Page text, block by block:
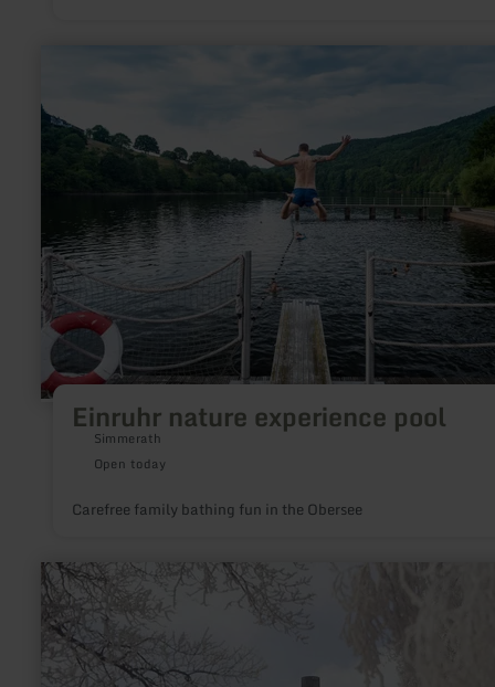
Einruhr nature experience pool
Simmerath
Open today
Carefree family bathing fun in the Obersee
Einruhr
nature
experience
learn
more
about:
Winter
sports
in
Nürburg